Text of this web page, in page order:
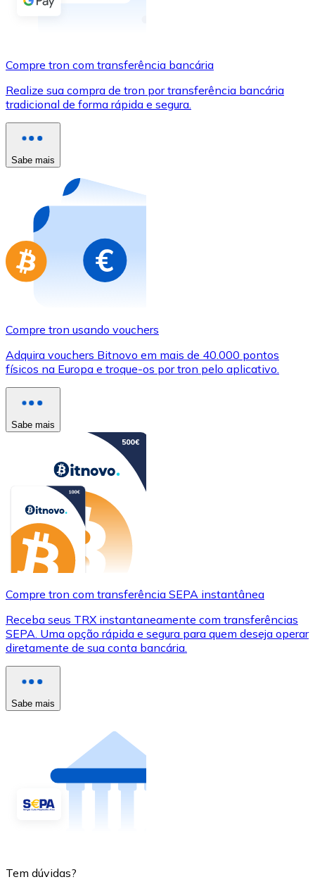
Comprar com transferência bancária
Cartão de crédito / débito
Comprar com cartão
Loja - Cartões-presente
Compre cartões-presente das suas marcas favoritas
Ir para a loja de cartões-presente
Compre tron com transferência bancária
Realize sua compra de tron por transferência bancária
tradicional de forma rápida e segura.
Sabe mais
Compre tron usando vouchers
Adquira vouchers Bitnovo em mais de 40.000 pontos
físicos na Europa e troque-os por tron pelo aplicativo.
Sabe mais
Compre tron com transferência SEPA instantânea
Receba seus TRX instantaneamente com transferências
SEPA. Uma opção rápida e segura para quem deseja operar
diretamente de sua conta bancária.
Sabe mais
Tem dúvidas?